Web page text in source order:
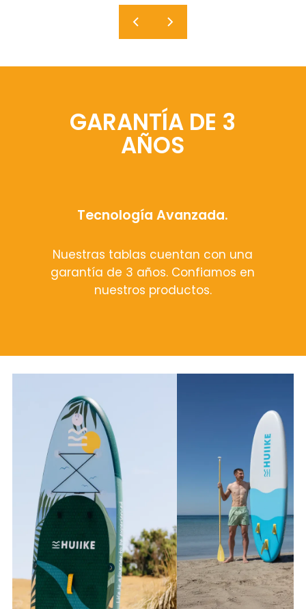
GARANTÍA DE 3
AÑOS
Tecnología Avanzada.
Nuestras tablas cuentan con una
garantía de 3 años. Confiamos en
nuestros productos.